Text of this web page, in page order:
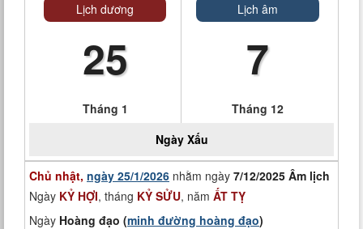
Lịch dương
25
Tháng 1
Lịch âm
7
Tháng 12
Ngày Xấu
Chủ nhật, ngày 25/1/2026 nhằm ngày 7/12/2025 Âm lịch
Ngày KỶ HỢI, tháng KỶ SỬU, năm ẤT TỴ
Ngày Hoàng đạo (minh đường hoàng đạo)